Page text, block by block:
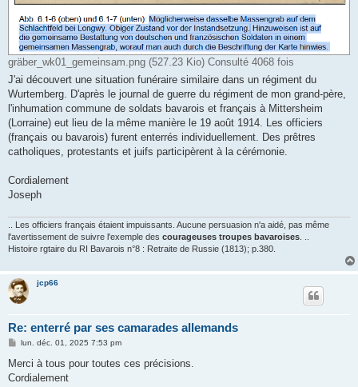
gräber_wk01_gemeinsam.png (527.23 Kio) Consulté 4068 fois
J'ai découvert une situation funéraire similaire dans un régiment du
Wurtemberg. D'après le journal de guerre du régiment de mon grand-père,
l'inhumation commune de soldats bavarois et français à Mittersheim
(Lorraine) eut lieu de la même manière le 19 août 1914. Les officiers
(français ou bavarois) furent enterrés individuellement. Des prêtres
catholiques, protestants et juifs participèrent à la cérémonie.
Cordialement
Joseph
.. Les officiers français étaient impuissants. Aucune persuasion n'a aidé, pas même
l'avertissement de suivre l'exemple des courageuses troupes bavaroises
Histoire rgtaire du RI Bavarois n°8 : Retraite de Russie (1813); p.380.
jcp66
Re: enterré par ses camarades allemands
M
s
a
lun. déc. 01, 2025 7:53 pm
Merci à tous pour toutes ces précisions.
Cordialement